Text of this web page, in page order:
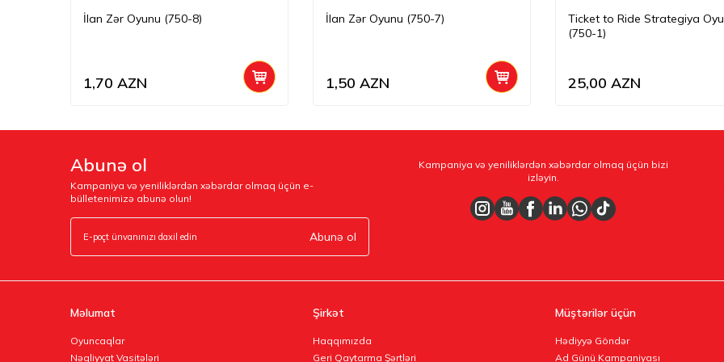
İlan Zər Oyunu (750-8)
1,70 AZN
İlan Zər Oyunu (750-7)
1,50 AZN
Ticket to Ride Strategiya
(750-1)
25,00 AZN
Abunə ol
Kampaniya və yeniliklərdən xəbərdar olmaq üçün e-
bülletenimizə abunə olun!
Abunə ol
Kampaniya və yeniliklərdən xəbərdar olmaq üçün bizi
izləyin.
Məlumat
Oyuncaqlar
Nəqliyyat Vasitələri
Şirkət
Haqqımızda
Geri Qaytarma Şərtləri
Müştərilər üçün
Hədiyyə Göndər
Ad Günü Kampaniyası